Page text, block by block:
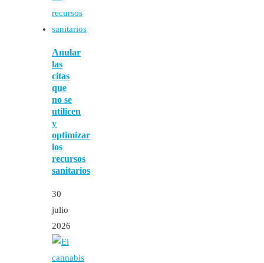
Anular
las
citas
que
no se
utilicen
y
optimizar
los
recursos
sanitarios
30
julio
2026